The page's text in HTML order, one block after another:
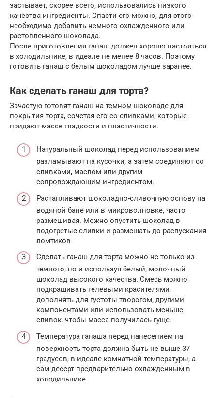
застывает, скорее всего, использовались низкого
качества ингредиенты. Спасти его можно, для этого
необходимо добавить немного охлажденного или
растопленного шоколада.
После приготовления ганаш должен хорошо настояться
в холодильнике, в идеале не менее 8 часов. Поэтому
готовить ганаш с белым шоколадом лучше заранее.
Как сделать ганаш для торта?
Зачастую готовят ганаш на темном шоколаде для
покрытия торта, сочетая его со сливками, которые
придают массе гладкости и пластичности.
Натуральный шоколад перед использованием
разламывают на кусочки, а затем соединяют со
сливками, маслом или другим
сопровождающим ингредиентом.
Растапливают шоколадно-сливочную основу на
водяной бане или в микроволновке, часто
размешивая. Можно опустить шоколад в
подогретые сливки и размешать до распускания
ломтиков
Сделать ганаш для торта можно не только из
темного, но и используя белый, молочный
шоколад высокого качества. Смесь можно
подкрашивать гелевыми красителями,
дополнять для густоты творогом, другими
компонентами или использовать меньше
сливок, чтобы масса получилась гуще.
Температура ганаша перед нанесением на
поверхность торта должна быть не выше 37
градусов, в идеале комнатной температуры, а
сам десерт предварительно охлажденным в
холодильнике.